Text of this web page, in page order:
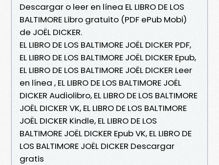
Descargar o leer en línea EL LIBRO DE LOS
BALTIMORE Libro gratuito (PDF ePub Mobi)
de JOËL DICKER.
EL LIBRO DE LOS BALTIMORE JOËL DICKER PDF,
EL LIBRO DE LOS BALTIMORE JOËL DICKER Epub,
EL LIBRO DE LOS BALTIMORE JOËL DICKER Leer
en línea , EL LIBRO DE LOS BALTIMORE JOËL
DICKER Audiolibro, EL LIBRO DE LOS BALTIMORE
JOËL DICKER VK, EL LIBRO DE LOS BALTIMORE
JOËL DICKER Kindle, EL LIBRO DE LOS
BALTIMORE JOËL DICKER Epub VK, EL LIBRO DE
LOS BALTIMORE JOËL DICKER Descargar
gratis